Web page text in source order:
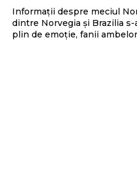
Informații despre meciul
dintre Norvegia și Brazilia
plin de emoție, fanii